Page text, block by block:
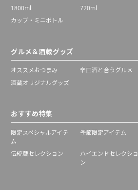
1800ml 720ml
カップ・ミニボトル
グルメ＆酒蔵グッズ
オススメおつまみ 辛口酒と合うグルメ
酒蔵オリジナルグッズ
おすすめ特集
限定スペシャルアイテ
ム
季節限定アイテム
伝統蔵セレクション
ハイエンドセレクショ
ン